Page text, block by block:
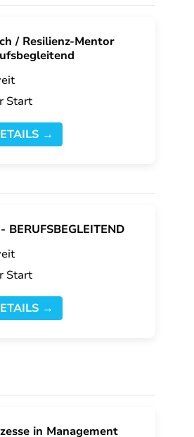
/ Resilienz-Mentor
Start
→
Start
→
in Management